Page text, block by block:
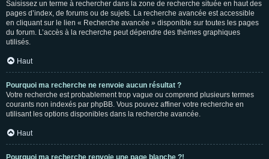
Saisissez un terme à rechercher dans la zone de recherche située en haut des
pages d’index, de forums ou de sujets. La recherche avancée est accessible
en cliquant sur le lien « Recherche avancée » disponible sur toutes les pages
du forum. L’accès à la recherche peut dépendre des thèmes graphiques
utilisés.
Haut
Pourquoi ma recherche ne renvoie aucun résultat ?
Votre recherche est probablement trop vague ou comprend plusieurs termes
courants non indexés par phpBB. Vous pouvez affiner votre recherche en
utilisant les options disponibles dans la recherche avancée.
Haut
Pourquoi ma recherche renvoie une page blanche ?!